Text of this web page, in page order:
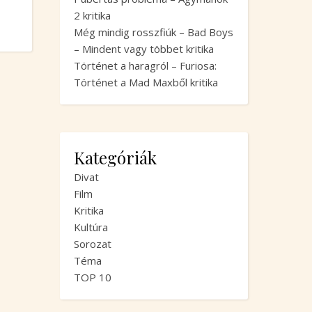
2 kritika
Még mindig rosszfiúk – Bad Boys
– Mindent vagy többet kritika
Történet a haragról – Furiosa:
Történet a Mad Maxből kritika
Kategóriák
Divat
Film
Kritika
Kultúra
Sorozat
Téma
TOP 10